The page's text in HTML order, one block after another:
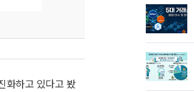
화하고 있다고 봤